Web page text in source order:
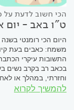
הכי חשוב לדעת על
ט"ו באב - יום
היום הכי רומנטי
משמח: כאבים בעת
התשובות עיקרי
בכאב רב בקרב נשים
וחזרתי, במהלך או
להמשיך לקרוא